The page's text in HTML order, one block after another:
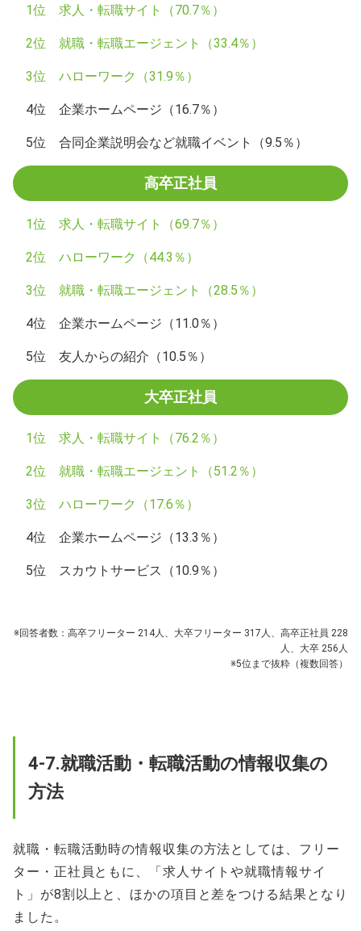
1位 求人・転職サイト（70.7％）
2位 就職・転職エージェント（33.4％）
3位 ハローワーク（31.9％）
4位 企業ホームページ（16.7％）
5位 合同企業説明会など就職イベント（9.5％）
高卒正社員
1位 求人・転職サイト（69.7％）
2位 ハローワーク（44.3％）
3位 就職・転職エージェント（28.5％）
4位 企業ホームページ（11.0％）
5位 友人からの紹介（10.5％）
大卒正社員
1位 求人・転職サイト（76.2％）
2位 就職・転職エージェント（51.2％）
3位 ハローワーク（17.6％）
4位 企業ホームページ（13.3％）
5位 スカウトサービス（10.9％）
※回答者数：高卒フリーター 214人、大卒フリーター 317人、高卒正社員 228
人、大卒 256人
※5位まで抜粋（複数回答）
4-7.就職活動・転職活動の情報収集の
方法
就職・転職活動時の情報収集の方法としては、フリー
ター・正社員ともに、「求人サイトや就職情報サイ
ト」が8割以上と、ほかの項目と差をつける結果となり
ました。